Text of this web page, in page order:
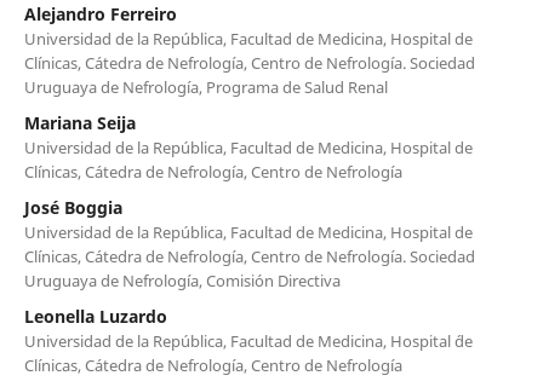
Alejandro Ferreiro
Universidad de la República, Facultad de Medicina, Hospital de
Clínicas, Cátedra de Nefrología, Centro de Nefrología. Sociedad
Uruguaya de Nefrología, Programa de Salud Renal
Mariana Seija
Universidad de la República, Facultad de Medicina, Hospital de
Clínicas, Cátedra de Nefrología, Centro de Nefrología
José Boggia
Universidad de la República, Facultad de Medicina, Hospital de
Clínicas, Cátedra de Nefrología, Centro de Nefrología. Sociedad
Uruguaya de Nefrología, Comisión Directiva
Leonella Luzardo
Universidad de la República, Facultad de Medicina, Hospital ´de
Clínicas, Cátedra de Nefrología, Centro de Nefrología